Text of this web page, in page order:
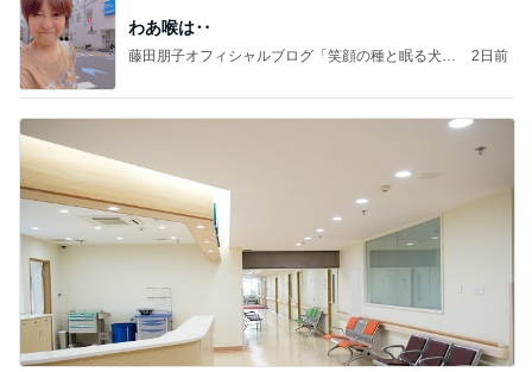
わあ喉は‥
藤田朋子オフィシャルブログ「笑顔の種と眠る犬」
2日前